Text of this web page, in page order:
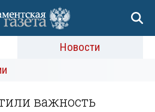
Новости
важность